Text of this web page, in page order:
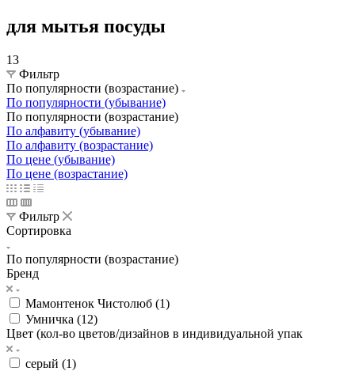
для мытья посуды
13
Фильтр
По популярности (возрастание)
По популярности (убывание)
По популярности (возрастание)
По алфавиту (убывание)
По алфавиту (возрастание)
По цене (убывание)
По цене (возрастание)
Фильтр
Сортировка
По популярности (возрастание)
Бренд
Мамонтенок Чистолюб (1)
Умничка (12)
Цвет (кол-во цветов/дизайнов в индивидуальной упак
серый (1)